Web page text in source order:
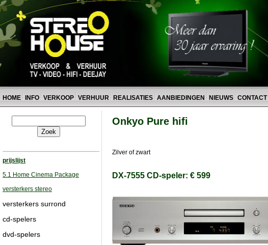
HOME INFO VERKOOP VERHUUR REALISATIES AANBIEDINGEN NIEUWS CONTACT
prijslijst
5.1 Home Cinema Package
versterkers stereo
versterkers surrond
cd-spelers
dvd-spelers
Onkyo Pure hifi
Zilver of zwart
DX-7555 CD-speler: € 599